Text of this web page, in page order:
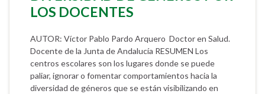
LOS DOCENTES
AUTOR: Víctor Pablo Pardo Arquero Doctor en Salud.
Docente de la Junta de Andalucía RESUMEN Los
centros escolares son los lugares donde se puede
paliar, ignorar o fomentar comportamientos hacia la
diversidad de géneros que se están visibilizando en